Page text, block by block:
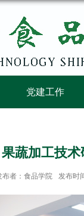
党建工作
果蔬加工技术
布者：食品学院 发布时